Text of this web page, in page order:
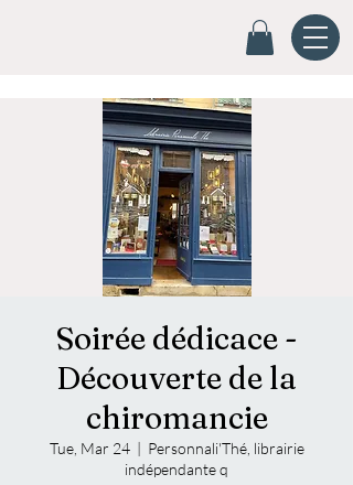
Soirée dédicace -
Découverte de la
chiromancie
Tue, Mar 24
  |
Personnali'Thé, librairie
indépendante q